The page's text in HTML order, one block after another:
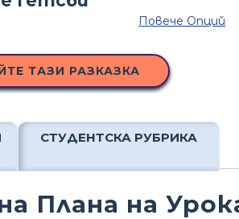
Повече Опций
ТАЗИ РАЗКАЗКА
СТУДЕНТСКА РУБРИКА
Плана на